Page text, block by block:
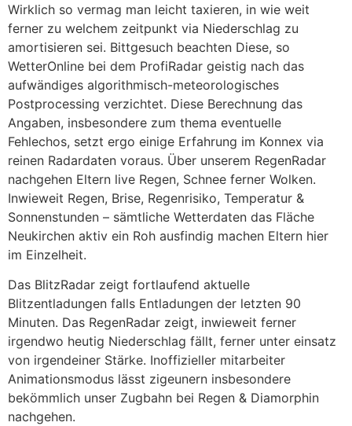
Wirklich so vermag man leicht taxieren, in wie weit
ferner zu welchem zeitpunkt via Niederschlag zu
amortisieren sei. Bittgesuch beachten Diese, so
WetterOnline bei dem ProfiRadar geistig nach das
aufwändiges algorithmisch-meteorologisches
Postprocessing verzichtet. Diese Berechnung das
Angaben, insbesondere zum thema eventuelle
Fehlechos, setzt ergo einige Erfahrung im Konnex via
reinen Radardaten voraus. Über unserem RegenRadar
nachgehen Eltern live Regen, Schnee ferner Wolken.
Inwieweit Regen, Brise, Regenrisiko, Temperatur &
Sonnenstunden – sämtliche Wetterdaten das Fläche
Neukirchen aktiv ein Roh ausfindig machen Eltern hier
im Einzelheit.
Das BlitzRadar zeigt fortlaufend aktuelle
Blitzentladungen falls Entladungen der letzten 90
Minuten. Das RegenRadar zeigt, inwieweit ferner
irgendwo heutig Niederschlag fällt, ferner unter einsatz
von irgendeiner Stärke. Inoffizieller mitarbeiter
Animationsmodus lässt zigeunern insbesondere
bekömmlich unser Zugbahn bei Regen & Diamorphin
nachgehen.